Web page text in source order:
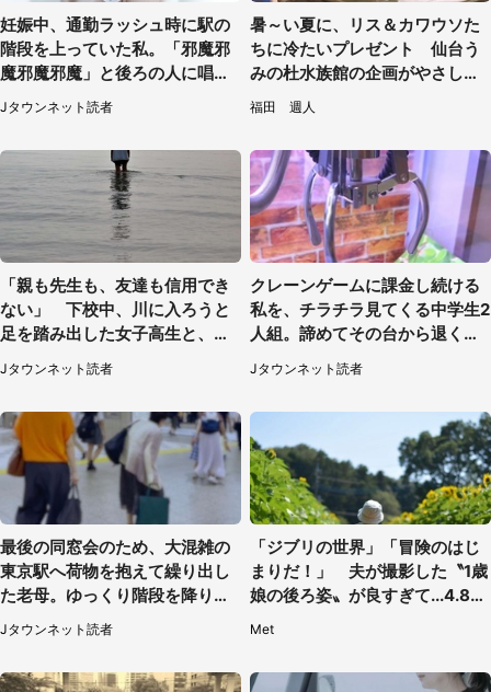
妊娠中、通勤ラッシュ時に駅の
階段を上っていた私。「邪魔邪
魔邪魔邪魔」と後ろの人に唱え
られて（神奈川県・30代女性）
Jタウンネット読者
暑～い夏に、リス＆カワウソた
ちに冷たいプレゼント 仙台う
みの杜水族館の企画がやさしい
【7／31～8／23】
福田 週人
「親も先生も、友達も信用でき
ない」 下校中、川に入ろうと
足を踏み出した女子高生と、彼
女を止めた予想外の存在
Jタウンネット読者
クレーンゲームに課金し続ける
私を、チラチラ見てくる中学生2
人組。諦めてその台から退く
と、後ろから声が（東京都・40
代女性）
Jタウンネット読者
最後の同窓会のため、大混雑の
東京駅へ荷物を抱えて繰り出し
た老母。ゆっくり階段を降りて
たらスーツの男性が（東京都・
50代女性）
Jタウンネット読者
「ジブリの世界」「冒険のはじ
まりだ！」 夫が撮影した〝1歳
娘の後ろ姿〟が良すぎて...4.8万
人感激
Met